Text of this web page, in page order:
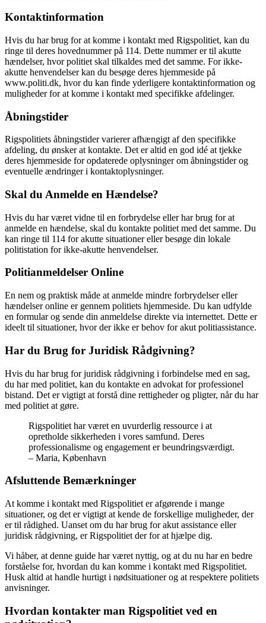
Kontaktinformation
Hvis du har brug for at komme i kontakt med Rigspolitiet, kan du
ringe til deres hovednummer på 114. Dette nummer er til akutte
hændelser, hvor politiet skal tilkaldes med det samme. For ikke-
akutte henvendelser kan du besøge deres hjemmeside på
www.politi.dk, hvor du kan finde yderligere kontaktinformation og
muligheder for at komme i kontakt med specifikke afdelinger.
Åbningstider
Rigspolitiets åbningstider varierer afhængigt af den specifikke
afdeling, du ønsker at kontakte. Det er altid en god idé at tjekke
deres hjemmeside for opdaterede oplysninger om åbningstider og
eventuelle ændringer i kontaktoplysninger.
Skal du Anmelde en Hændelse?
Hvis du har været vidne til en forbrydelse eller har brug for at
anmelde en hændelse, skal du kontakte politiet med det samme. Du
kan ringe til 114 for akutte situationer eller besøge din lokale
politistation for ikke-akutte henvendelser.
Politianmeldelser Online
En nem og praktisk måde at anmelde mindre forbrydelser eller
hændelser online er gennem politiets hjemmeside. Du kan udfylde
en formular og sende din anmeldelse direkte via internettet. Dette er
ideelt til situationer, hvor der ikke er behov for akut politiassistance.
Har du Brug for Juridisk Rådgivning?
Hvis du har brug for juridisk rådgivning i forbindelse med en sag,
du har med politiet, kan du kontakte en advokat for professionel
bistand. Det er vigtigt at forstå dine rettigheder og pligter, når du har
med politiet at gøre.
Rigspolitiet har været en uvurderlig ressource i at
opretholde sikkerheden i vores samfund. Deres
professionalisme og engagement er beundringsværdigt.
– Maria, København
Afsluttende Bemærkninger
At komme i kontakt med Rigspolitiet er afgørende i mange
situationer, og det er vigtigt at kende de forskellige muligheder, der
er til rådighed. Uanset om du har brug for akut assistance eller
juridisk rådgivning, er Rigspolitiet der for at hjælpe dig.
Vi håber, at denne guide har været nyttig, og at du nu har en bedre
forståelse for, hvordan du kan komme i kontakt med Rigspolitiet.
Husk altid at handle hurtigt i nødsituationer og at respektere politiets
anvisninger.
Hvordan kontakter man Rigspolitiet ved en